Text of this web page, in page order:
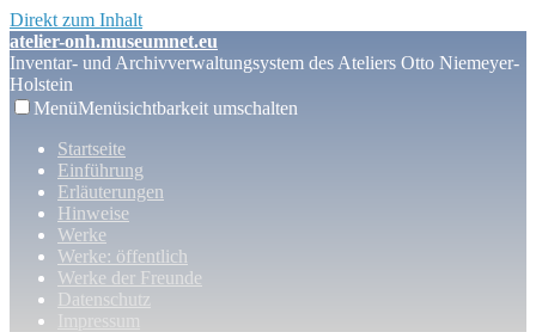
Direkt zum Inhalt
atelier-onh.museumnet.eu
Inventar- und Archivverwaltungsystem des Ateliers Otto Niemeyer-
Holstein
MenüMenüsichtbarkeit umschalten
Startseite
Einführung
Erläuterungen
Hinweise
Werke
Werke: öffentlich
Werke der Freunde
Datenschutz
Impressum